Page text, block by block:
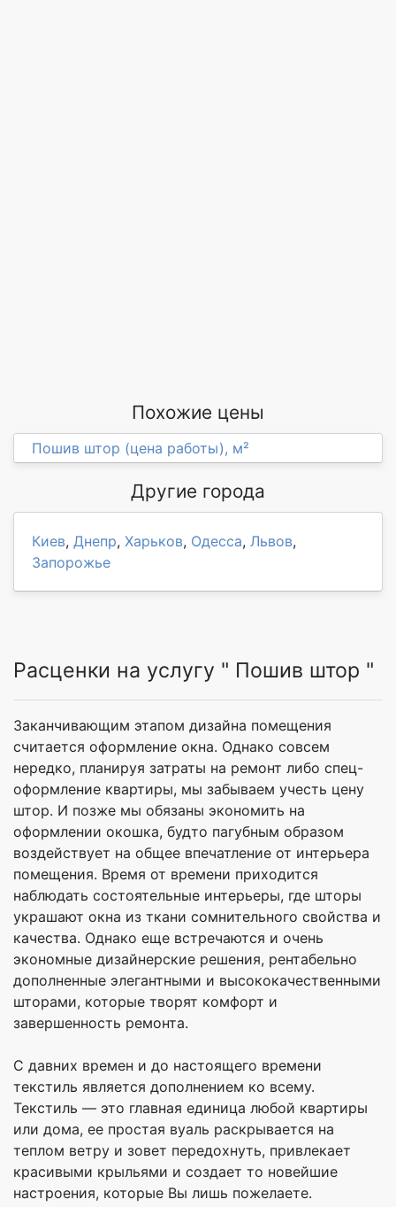
Похожие цены
Пошив штор (цена работы), м²
Другие города
Киев, Днепр, Харьков, Одесса, Львов,
Запорожье
Расценки на услугу " Пошив штор "
Заканчивающим этапом дизайна помещения
считается оформление окна. Однако совсем
нередко, планируя затраты на ремонт либо спец-
оформление квартиры, мы забываем учесть цену
штор. И позже мы обязаны экономить на
оформлении окошка, будто пагубным образом
воздействует на общее впечатление от интерьера
помещения. Время от времени приходится
наблюдать состоятельные интерьеры, где шторы
украшают окна из ткани сомнительного свойства и
качества. Однако еще встречаются и очень
экономные дизайнерские решения, рентабельно
дополненные элегантными и высококачественными
шторами, которые творят комфорт и
завершенность ремонта.
С давних времен и до настоящего времени
текстиль является дополнением ко всему.
Текстиль — это главная единица любой квартиры
или дома, ее простая вуаль раскрывается на
теплом ветру и зовет передохнуть, привлекает
красивыми крыльями и создает то новейшие
настроения, которые Вы лишь пожелаете.